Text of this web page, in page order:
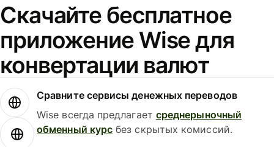
Скачайте бесплатное
приложение Wise для
конвертации валют
Сравните сервисы денежных переводов
Wise всегда предлагает среднерыночный
обменный курс без скрытых комиссий.